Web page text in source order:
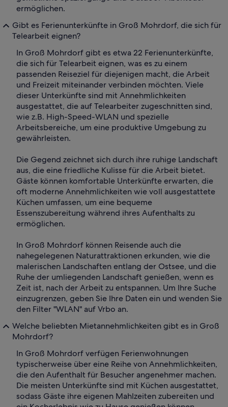
ermöglichen.
Gibt es Ferienunterkünfte in Groß Mohrdorf, die sich für
Telearbeit eignen?
In Groß Mohrdorf gibt es etwa 22 Ferienunterkünfte,
die sich für Telearbeit eignen, was es zu einem
passenden Reiseziel für diejenigen macht, die Arbeit
und Freizeit miteinander verbinden möchten. Viele
dieser Unterkünfte sind mit Annehmlichkeiten
ausgestattet, die auf Telearbeiter zugeschnitten sind,
wie z.B. High-Speed-WLAN und spezielle
Arbeitsbereiche, um eine produktive Umgebung zu
gewährleisten.
Die Gegend zeichnet sich durch ihre ruhige Landschaft
aus, die eine friedliche Kulisse für die Arbeit bietet.
Gäste können komfortable Unterkünfte erwarten, die
oft moderne Annehmlichkeiten wie voll ausgestattete
Küchen umfassen, um eine bequeme
Essenszubereitung während ihres Aufenthalts zu
ermöglichen.
In Groß Mohrdorf können Reisende auch die
nahegelegenen Naturattraktionen erkunden, wie die
malerischen Landschaften entlang der Ostsee, und die
Ruhe der umliegenden Landschaft genießen, wenn es
Zeit ist, nach der Arbeit zu entspannen. Um Ihre Suche
einzugrenzen, geben Sie Ihre Daten ein und wenden Sie
den Filter "WLAN" auf Vrbo an.
Welche beliebten Mietannehmlichkeiten gibt es in Groß
Mohrdorf?
In Groß Mohrdorf verfügen Ferienwohnungen
typischerweise über eine Reihe von Annehmlichkeiten,
die den Aufenthalt für Besucher angenehmer machen.
Die meisten Unterkünfte sind mit Küchen ausgestattet,
sodass Gäste ihre eigenen Mahlzeiten zubereiten und